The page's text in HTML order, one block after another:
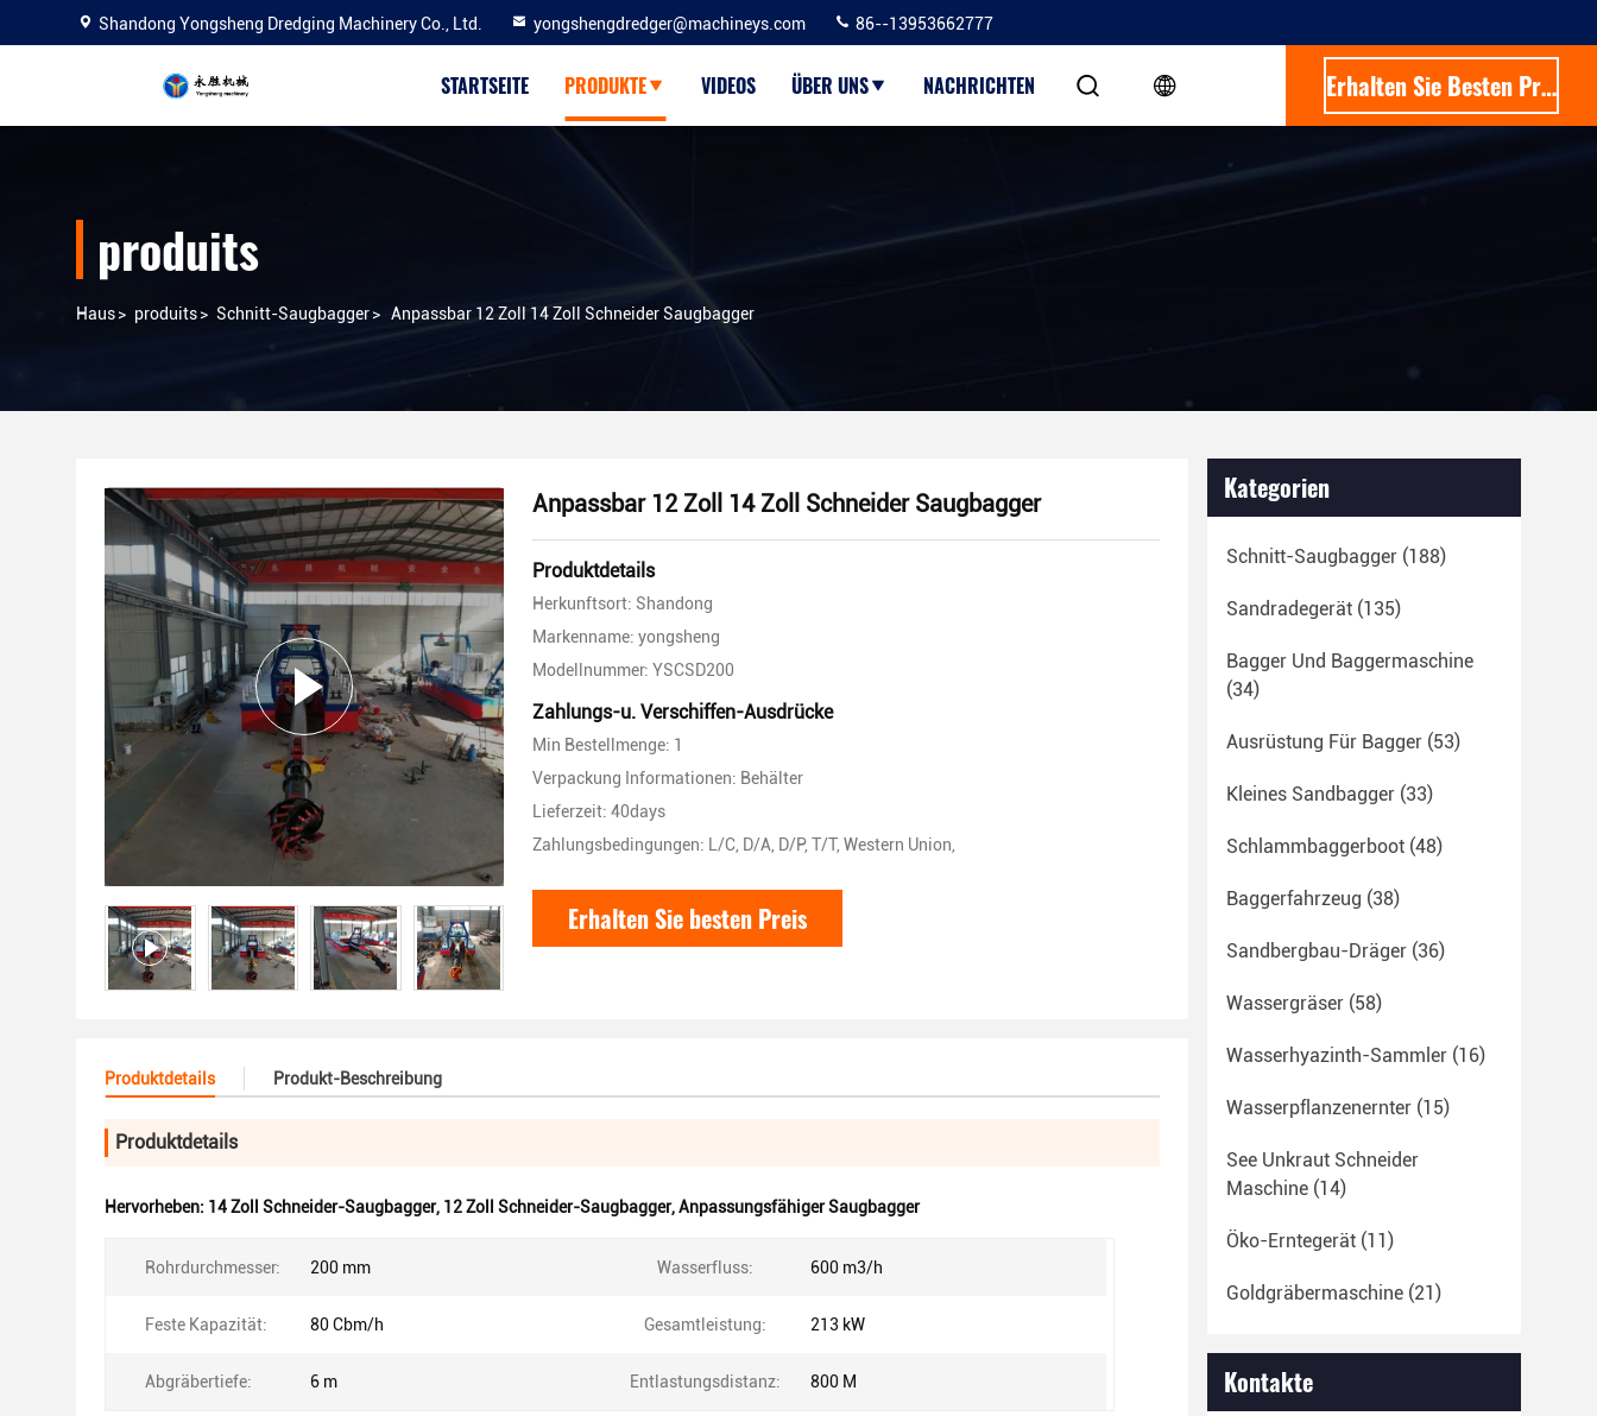
Shandong Yongsheng Dredging Machinery Co., Ltd. yongshengdredger@machineys.com 86--13953662777
STARTSEITE PRODUKTE VIDEOS ÜBER UNS NACHRICHTEN Erhalten Sie Besten Preis
produits
Haus> produits> Schnitt-Saugbagger> Anpassbar 12 Zoll 14 Zoll Schneider Saugbagger
Anpassbar 12 Zoll 14 Zoll Schneider Saugbagger
Produktdetails
Herkunftsort: Shandong
Markenname: yongsheng
Modellnummer: YSCSD200
Zahlungs-u. Verschiffen-Ausdrücke
Min Bestellmenge: 1
Verpackung Informationen: Behälter
Lieferzeit: 40days
Zahlungsbedingungen: L/C, D/A, D/P, T/T, Western Union,
Erhalten Sie besten Preis
Produktdetails Produkt-Beschreibung
Produktdetails
Hervorheben: 14 Zoll Schneider-Saugbagger, 12 Zoll Schneider-Saugbagger,Anpassungsfähiger Saugbagger
Rohrdurchmesser: 200 mm Wasserfluss: 600 m3/h
Feste Kapazität: 80 Cbm/h Gesamtleistung: 213 kW
Abgräbertiefe: 6 m Entlastungsdistanz: 800 M
Kategorien
Schnitt-Saugbagger (188)
Sandradegerät (135)
Bagger Und Baggermaschine
(34)
Ausrüstung Für Bagger (53)
Kleines Sandbagger (33)
Schlammbaggerboot (48)
Baggerfahrzeug (38)
Sandbergbau-Dräger (36)
Wassergräser (58)
Wasserhyazinth-Sammler (16)
Wasserpflanzenernter (15)
See Unkraut Schneider
Maschine (14)
Öko-Erntegerät (11)
Goldgräbermaschine (21)
Kontakte